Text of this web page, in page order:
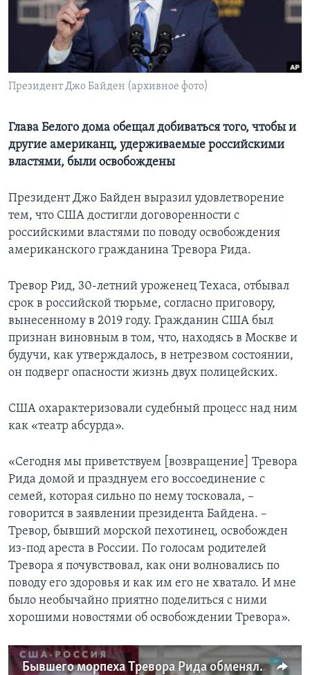
Learning English
СОЦИАЛЬНЫЕ СЕТИ
Языки
Президент Джо Байден (архивное фото)
Глава Белого дома обещал добиваться того, чтобы и
другие американц, удерживаемые российскими
властями, были освобождены
Президент Джо Байден выразил удовлетворение
тем, что США достигли договоренности с
российскими властями по поводу освобождения
американского гражданина Тревора Рида.
Тревор Рид, 30-летний уроженец Техаса, отбывал
срок в российской тюрьме, согласно приговору,
вынесенному в 2019 году. Гражданин США был
признан виновным в том, что, находясь в Москве и
будучи, как утверждалось, в нетрезвом состоянии,
он подверг опасности жизнь двух полицейских.
США охарактеризовали судебный процесс над ним
как «театр абсурда».
«Сегодня мы приветствуем [возвращение] Тревора
Рида домой и празднуем его воссоединение с
семей, которая сильно по нему тосковала, –
говорится в заявлении президента Байдена. –
Тревор, бывший морской пехотинец, освобожден
из-под ареста в России. По голосам родителей
Тревора я почувствовал, как они волновались по
поводу его здоровья и как им его не хватало. И мне
было необычайно приятно поделиться с ними
хорошими новостями об освобождении Тревора».
Бывшего морпеха Тревора Рида обменяли на летчика Константина Ярошенко